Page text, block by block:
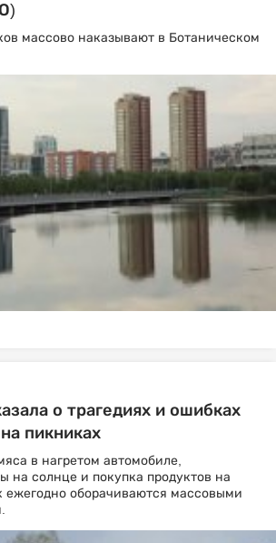
массово наказывают в Ботаническом
о трагедиях и ошибках
пикниках
в нагретом автомобиле,
на солнце и покупка продуктов на
оборачиваются массовыми